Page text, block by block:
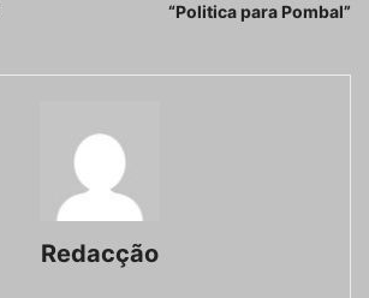
“Politica para Pombal”
Redacção